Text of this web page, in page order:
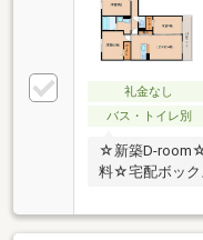
礼金なし
バス・トイレ別
☆新築D-
料☆宅配ボッ